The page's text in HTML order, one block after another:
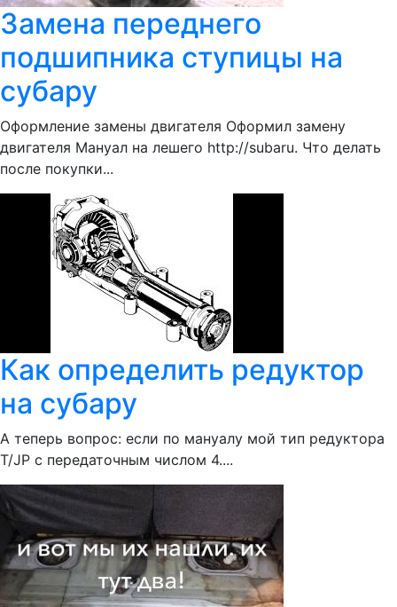
Замена переднего
подшипника ступицы на
субару
Оформление замены двигателя Оформил замену
двигателя Мануал на лешего http://subaru. Что делать
после покупки...
Как определить редуктор
на субару
А теперь вопрос: если по мануалу мой тип редуктора
Т/JP с передаточным числом 4....